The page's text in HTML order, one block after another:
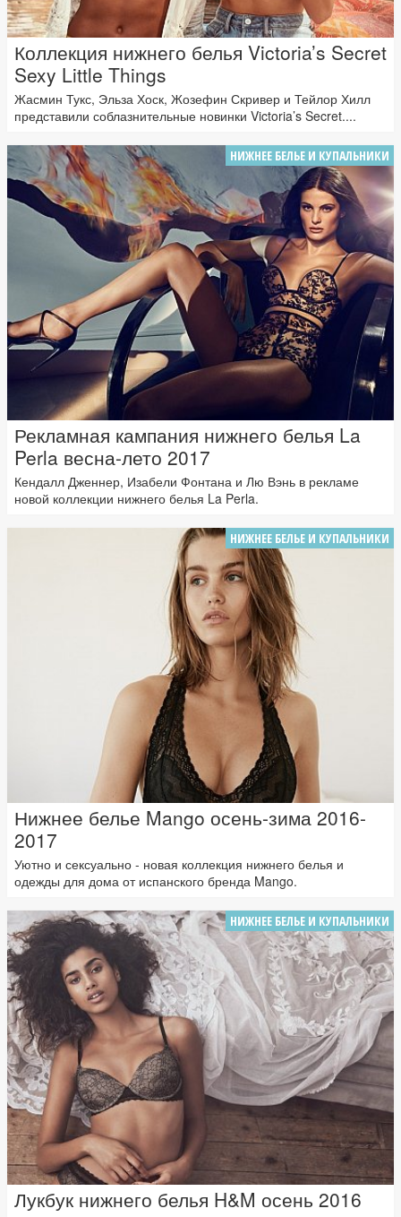
Коллекция нижнего белья Victoria’s Secret
Sexy Little Things
Жасмин Тукс, Эльза Хоск, Жозефин Скривер и Тейлор Хилл
представили соблазнительные новинки Victoria’s Secret....
НИЖНЕЕ БЕЛЬЕ И КУПАЛЬНИКИ
Рекламная кампания нижнего белья La
Perla весна-лето 2017
Кендалл Дженнер, Изабели Фонтана и Лю Вэнь в рекламе
новой коллекции нижнего белья La Perla.
НИЖНЕЕ БЕЛЬЕ И КУПАЛЬНИКИ
Нижнее белье Mango осень-зима 2016-
2017
Уютно и сексуально - новая коллекция нижнего белья и
одежды для дома от испанского бренда Mango.
НИЖНЕЕ БЕЛЬЕ И КУПАЛЬНИКИ
Лукбук нижнего белья H&M осень 2016